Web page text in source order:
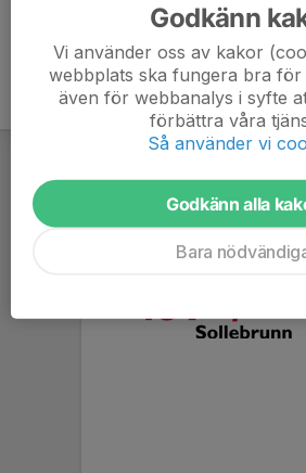
Godkänn
Vi använder oss av kakor
webbplats ska fungera bra för
även för webbanalys i syfte
förbättra våra
Så använder vi
Godkänn alla
Bara